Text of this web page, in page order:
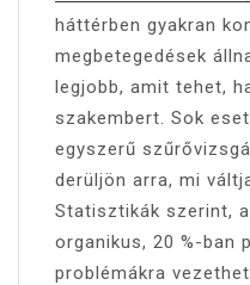
háttérben gyakran
megbetegedések
legjobb, amit tehet,
szakembert. Sok
egyszerű
derüljön arra, mi
Statisztikák szerint,
organikus, 20 %-ban
problémákra